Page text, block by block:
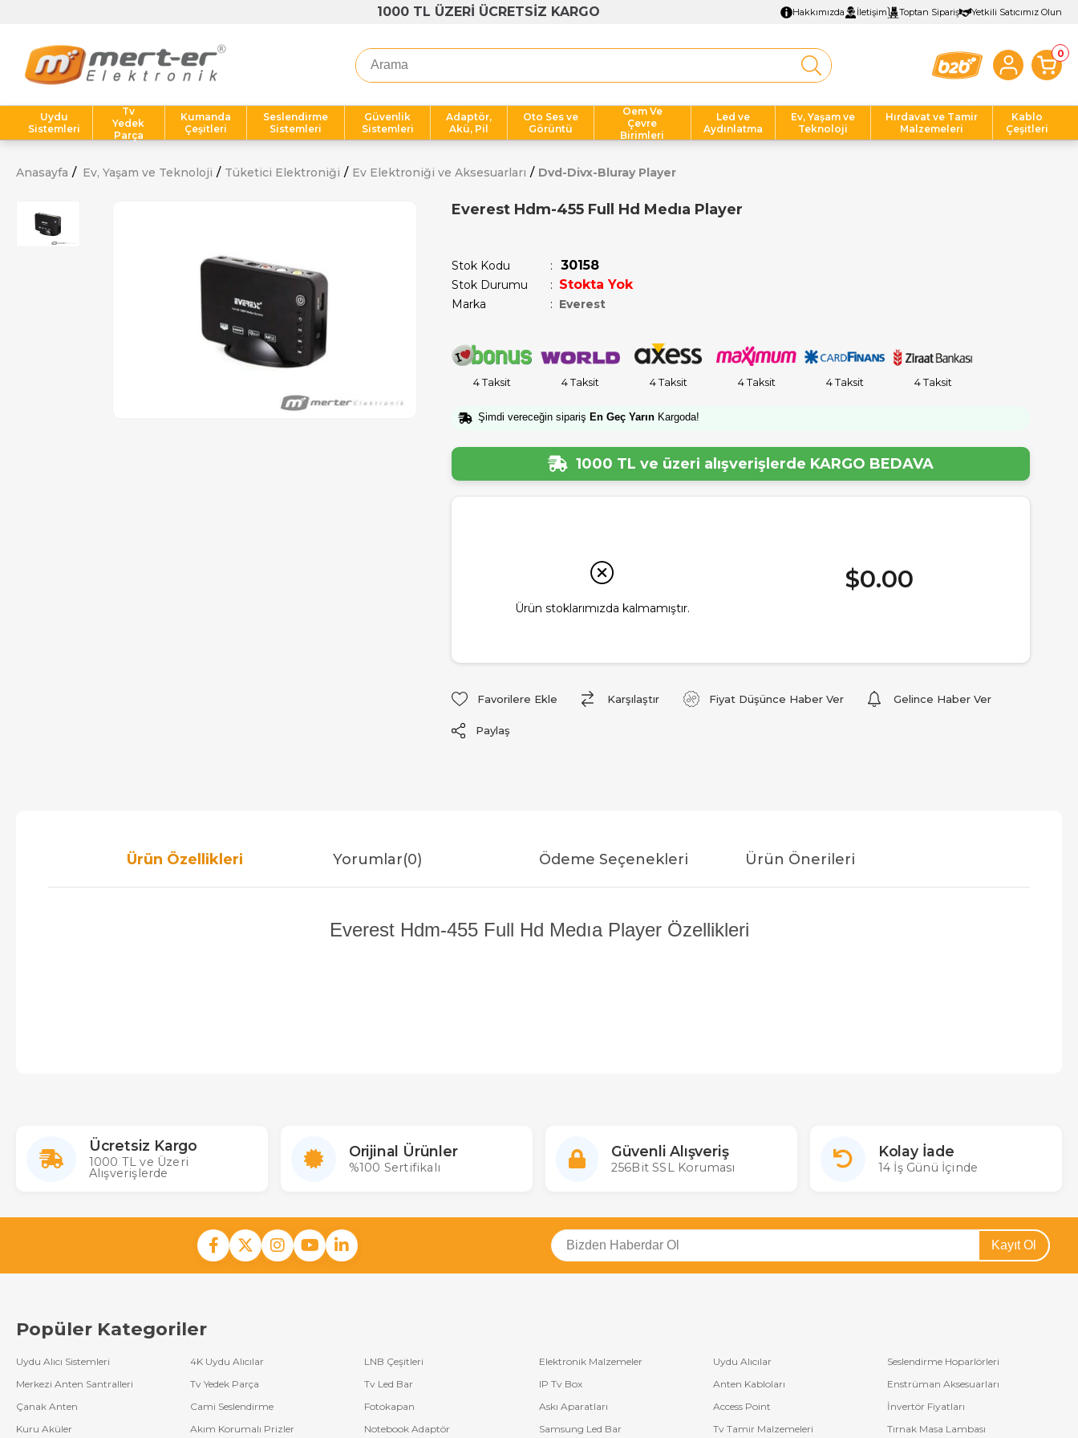
1000 TL ÜZERİ ÜCRETSİZ KARGO Hakkımızda İletişim Toptan Sipariş Yetkili Satıcımız Olun
0
Uydu
Sistemleri
Tv
Yedek
Parça
Kumanda
Çeşitleri
Seslendirme
Sistemleri
Güvenlik
Sistemleri
Adaptör,
Akü, Pil
Oto Ses ve
Görüntü
Oem Ve
Çevre
Birimleri
Led ve
Aydınlatma
Ev, Yaşam ve
Teknoloji
Hırdavat ve Tamir
Malzemeleri
Kablo
Çeşitleri
Anasayfa Ev, Yaşam ve Teknoloji Tüketici Elektroniği Ev Elektroniği ve Aksesuarları Dvd-Divx-Bluray Player
Everest Hdm-455 Full Hd Medıa Player
Stok Kodu 30158
Stok Durumu : Stokta Yok
Marka : Everest
4 Taksit 4 Taksit 4 Taksit 4 Taksit 4 Taksit 4 Taksit
Şimdi vereceğin sipariş En Geç Yarın Kargoda!
1000 TL ve üzeri alışverişlerde KARGO BEDAVA
Ürün stoklarımızda kalmamıştır.
$0.00
Favorilere Ekle Karşılaştır Fiyat Düşünce Haber Ver Gelince Haber Ver
Paylaş
Ürün Özellikleri Yorumlar(0) Ödeme Seçenekleri Ürün Önerileri
Everest Hdm-455 Full Hd Medıa Player Özellikleri
Ücretsiz Kargo
1000 TL ve Üzeri
Alışverişlerde
Orijinal Ürünler
%100 Sertifikalı
Güvenli Alışveriş
256Bit SSL Koruması
Kolay İade
14 İş Günü İçinde
Kayıt Ol
Popüler Kategoriler
Uydu Alıcı Sistemleri 4K Uydu Alıcılar LNB Çeşitleri Elektronik Malzemeler Uydu Alıcılar
Seslendirme Hoparlörleri
Merkezi Anten Santralleri
Tv Yedek Parça Tv Led Bar IP Tv Box Anten Kabloları
Enstrüman Aksesuarları
Çanak Anten
Cami Seslendirme Fotokapan Askı Aparatları Access Point
İnvertör Fiyatları
Kuru Aküler
Akım Korumalı Prizler Notebook Adaptör Samsung Led Bar Tv Tamir Malzemeleri
Tırnak Masa Lambası